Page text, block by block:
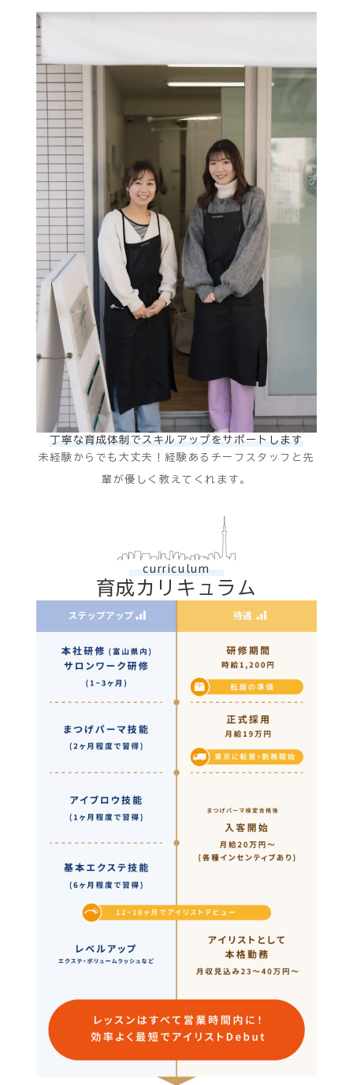
丁寧な育成体制でスキルアップをサポートします
未経験からでも大丈夫！経験あるチーフスタッフと先
輩が優しく教えてくれます。
curriculum
育成カリキュラム